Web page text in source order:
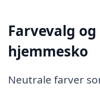
Farvevalg
hjemmesko
Neutrale farver